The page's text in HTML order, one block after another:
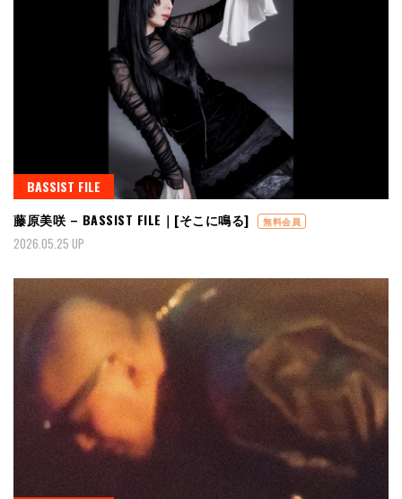
BASSIST FILE
藤原美咲 – BASSIST FILE｜[そこに鳴る]
無料会員
2026.05.25 UP